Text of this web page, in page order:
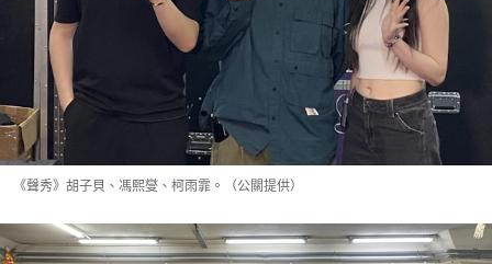
《聲秀》胡子貝、馮熙燮、柯雨霏。（公關提供）